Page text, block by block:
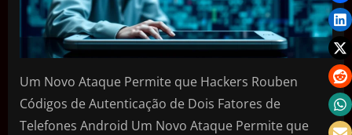
Um Novo Ataque Permite que Hackers Rouben
Códigos de Autenticação de Dois Fatores de
Telefones Android Um Novo Ataque Permite que